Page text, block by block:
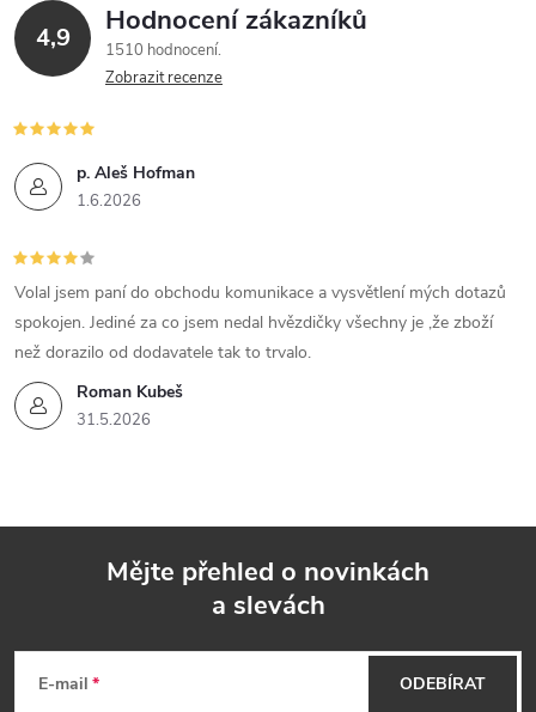
d
a
c
í
p
r
v
k
y
s
4,9 Hodnocení zákazníků
1510 hodnocení
Zobrazit recenze
p. Aleš Hofman
1.6.2026
Roman Kubeš
31.5.2026
Volal jsem paní do obchodu komunikace a vysvětlení mých dotazů
spokojen. Jediné za co jsem nedal hvězdičky všechny je ,že zboží
než dorazilo od dodavatele tak to trvalo.
Mějte přehled o novinkách
a slevách
E-mail ODEBÍRAT